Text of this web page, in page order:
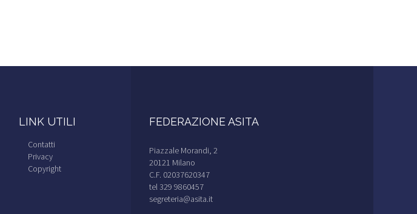
LINK UTILI
Contatti
Privacy
Copyright
FEDERAZIONE ASITA
Piazzale Morandi, 2
20121 Milano
C.F. 02037620347
tel 329 9860457
segreteria@asita.it